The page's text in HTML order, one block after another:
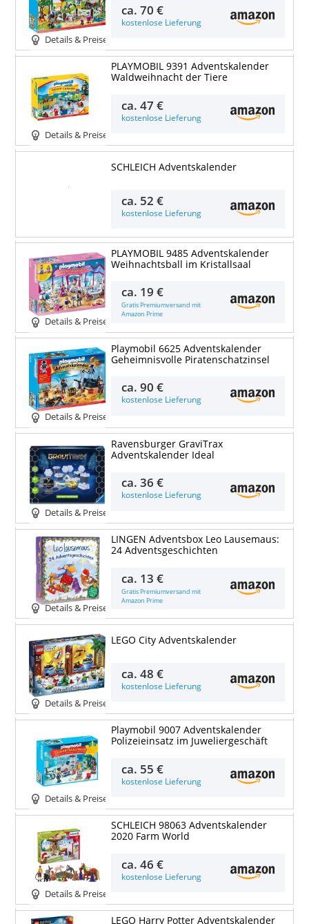
Details & Preise
ca.70 €
kostenlose Lieferung
Details & Preise
PLAYMOBIL 9391 Adventskalender
Waldweihnacht der Tiere
ca.47 €
kostenlose Lieferung
SCHLEICH Adventskalender
ca. 52 €
kostenlose Lieferung
Details & Preise
PLAYMOBIL 9485 Adventskalender
Weihnachtsball im Kristallsaal
ca. 19 €
Gratis Premiumversand mit
Amazon Prime
Details & Preise
Playmobil 6625 Adventskalender
Geheimnisvolle Piratenschatzinsel
ca.90 €
kostenlose Lieferung
Details & Preise
Ravensburger GraviTrax
Adventskalender Ideal
ca.36 €
kostenlose Lieferung
Details & Preise
LINGEN Adventsbox Leo Lausemaus:
24 Adventsgeschichten
ca. 13 €
Gratis Premiumversand mit
Amazon Prime
Details & Preise
LEGO City Adventskalender
ca.48 €
kostenlose Lieferung
Details & Preise
Playmobil 9007 Adventskalender
Polizeieinsatz im Juweliergeschäft
ca. 55 €
kostenlose Lieferung
Details & Preise
SCHLEICH 98063 Adventskalender
2020 Farm World
ca.46 €
kostenlose Lieferung
LEGO Harry Potter Adventskalender